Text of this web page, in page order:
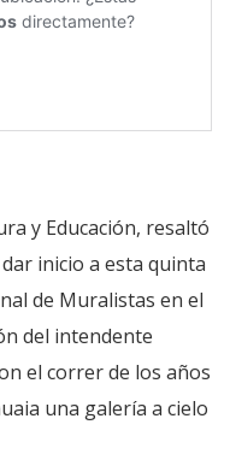
y Educación, resaltó
inicio a esta quinta
de Muralistas en el
del intendente
el correr de los años
una galería a cielo